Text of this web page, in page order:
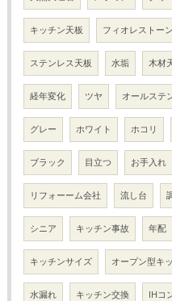
キッチン天板 フィオレストーン
ステンレス天板 水垢 木材
経年変化 ツヤ オールステ
グレー ホワイト ホコリ
ブラック 目立つ お手入れ
リフォーーム会社 流し台
シニア キッチン事故 年配
キッチンサイズ オープン型キ
水漏れ キッチン交換 IHコ